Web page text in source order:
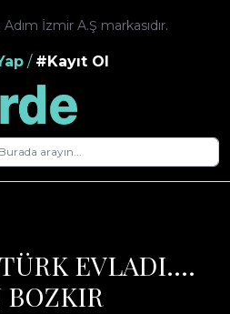
İzmir A.Ş markasıdır.
/ #Kayıt Ol
EVLADI….
BOZKIR